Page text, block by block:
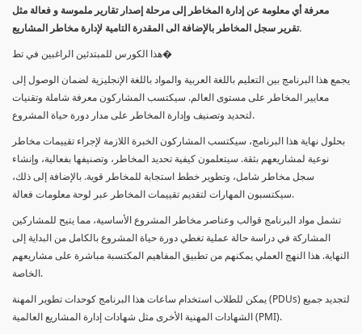
معرفة أي معلومة عن إدارة المخاطر إلى مرحلة إصدار تقارير ملموسة و فعالة مثل
تقرير سجل المخاطر بالإضافة الى المقدرة التامية لإدارة مخاطر المشاريع.
هذا الكورس للمبتدئين الراغبين في تط�
يجمع هذا البرنامج بين التعليم باللغة العربية والمواد باللغة الإنجليزية لضمان الوصول إلى
معايير المخاطر على مستوى العالم. سيكتسب المشاركون معرفة شاملة وتقنيات
لتحديد وتصنيف وإدارة المخاطر على مدار دورة حياة المشروع.
بحلول نهاية هذا البرنامج، سيكتسب المشاركون الخبرة اللازمة لإجراء تقييمات مخاطر
نوعية لمشاريعهم بثقة. سيتعلمون كيفية تحديد المخاطر، وتصنيفها بفعالية، وإنشاء
سجل مخاطر شامل، وتطوير خطط استجابة للمخاطر قوية. بالإضافة إلى ذلك،
سيكتسبون المهارات لتقديم تقييمات المخاطر عبر لوحة معلومات فعالة.
تشمل مواد البرنامج قوالب وعناصر مخاطر المشروع الأساسية، مما يتيح للمشاركين
المشاركة في دراسة حالة عملية تغطي دورة حياة المشروع بالكامل من البداية إلى
النهاية. هذا النهج العملي يمكنهم من تطبيق المفاهيم المكتسبة مباشرة على مشاريعهم
الخاصة.
يمكن للطلاب استخدام ساعات هذا البرنامج كوحدات تطوير المهنة (PDUs) لتجديد جميع
الشهادات المهنية الأخرى مثل شهادات إدارة المشاريع العالمية (PMI).